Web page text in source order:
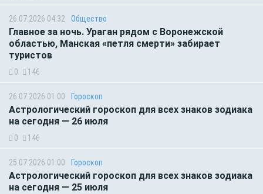
26.07.2026 04:32 Общество
Главное за ночь. Ураган рядом с Воронежской
областью, Манская «петля смерти» забирает
туристов
0 146
26.07.2026 01:00 Гороскоп
Астрологический гороскоп для всех знаков зодиака
на сегодня — 26 июля
0 146
25.07.2026 01:00 Гороскоп
Астрологический гороскоп для всех знаков зодиака
на сегодня — 25 июля